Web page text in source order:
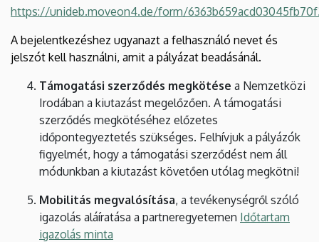
https://unideb.moveon4.de/form/
A bejelentkezéshez ugyanazt a felhasználó nevet és
jelszót kell használni, amit a pályázat beadásánál.
Támogatási szerződés megkötése a Nemzetközi
Irodában a kiutazást megelőzően. A támogatási
szerződés megkötéséhez előzetes
időpontegyeztetés szükséges. Felhívjuk a pályázók
figyelmét, hogy a támogatási szerződést nem áll
módunkban a kiutazást követően utólag megkötni!
Mobilitás megvalósítása, a tevékenységről szóló
igazolás aláíratása a partneregyetemen Időtartam
igazolás minta